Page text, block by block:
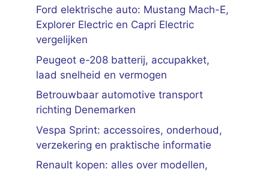
Ford elektrische auto: Mustang Mach-E,
Explorer Electric en Capri Electric
vergelijken
Peugeot e-208 batterij, accupakket,
laad snelheid en vermogen
Betrouwbaar automotive transport
richting Denemarken
Vespa Sprint: accessoires, onderhoud,
verzekering en praktische informatie
Renault kopen: alles over modellen,